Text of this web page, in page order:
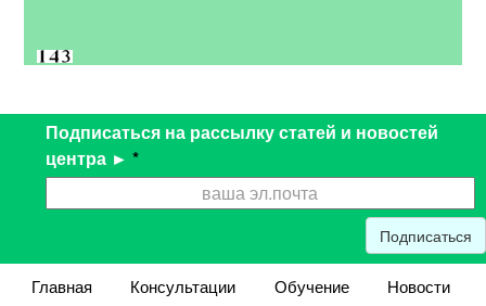
Подписаться на рассылку статей и новостей
центра ► *
Подписаться
Главная Консультации Обучение
Новости